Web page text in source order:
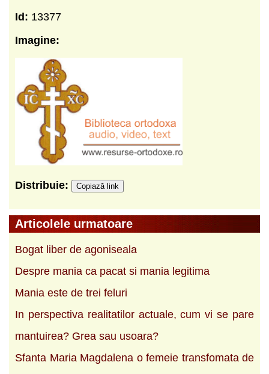
Id: 13377
Imagine:
Distribuie: Copiază link
Articolele urmatoare
Bogat liber de agoniseala
Despre mania ca pacat si mania legitima
Mania este de trei feluri
In perspectiva realitatilor actuale, cum vi se pare
mantuirea? Grea sau usoara?
Sfanta Maria Magdalena o femeie transfomata de